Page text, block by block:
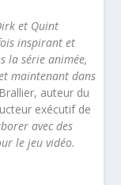
et Quint
inspirant et
la série animée,
maintenant dans
auteur du
exécutif de
avec des
le jeu vidéo.